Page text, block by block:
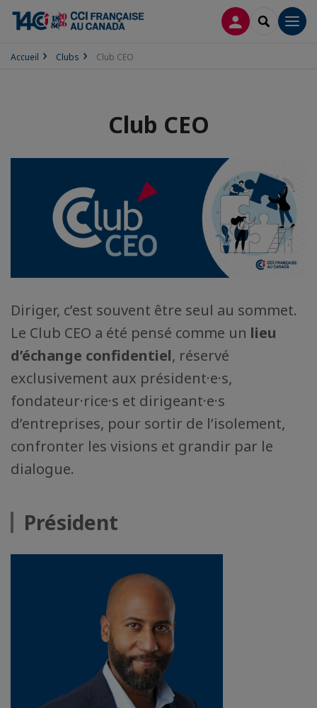
CONNEXION
Accueil Clubs Club CEO
Club CEO
Diriger, c’est souvent être seul au sommet.
Le Club CEO a été pensé comme un lieu
d’échange confidentiel, réservé
exclusivement aux président·e·s,
fondateur·rice·s et dirigeant·e·s
d’entreprises, pour sortir de l’isolement,
confronter les visions et grandir par le
dialogue.
Président